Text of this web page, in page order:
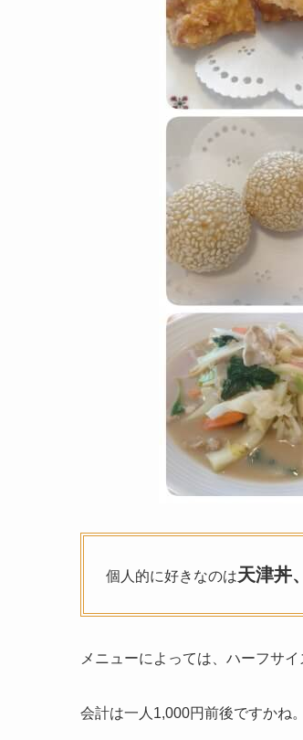
個人的に好きなのは天津丼
メニューによっては、ハーフサ
会計は一人1,000円前後ですかね。